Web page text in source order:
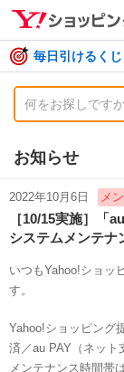
毎日引けるく
お知らせ
2022年10月6日 メ
［10/15実施］「
システムメンテナ
いつもYahoo!ショッ
す。
Yahoo!ショッピング
済／au PAY（ネット
メンテナンス時間帯